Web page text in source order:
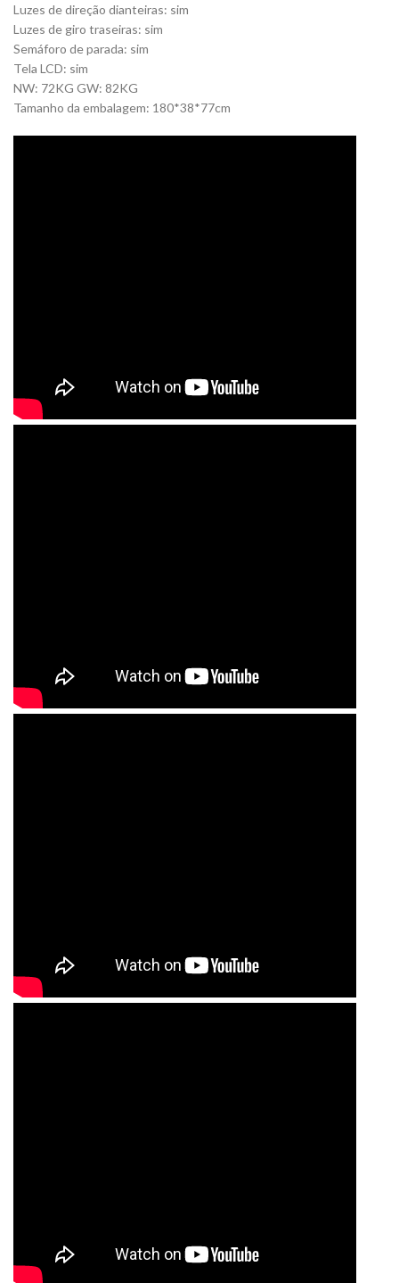
Luzes de direção dianteiras: sim
Luzes de giro traseiras: sim
Semáforo de parada: sim
Tela LCD: sim
NW: 72KG GW: 82KG
Tamanho da embalagem: 180*38*77cm